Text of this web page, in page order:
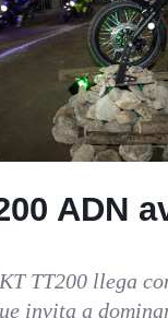
ADN
TT200 llega
invita a